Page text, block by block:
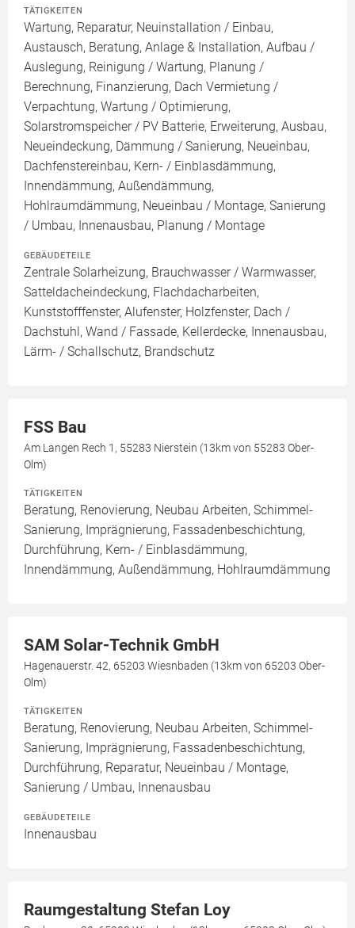
TÄTIGKEITEN
Wartung, Reparatur, Neuinstallation / Einbau,
Austausch, Beratung, Anlage & Installation, Aufbau /
Auslegung, Reinigung / Wartung, Planung /
Berechnung, Finanzierung, Dach Vermietung /
Verpachtung, Wartung / Optimierung,
Solarstromspeicher / PV Batterie, Erweiterung, Ausbau,
Neueindeckung, Dämmung / Sanierung, Neueinbau,
Dachfenstereinbau, Kern- / Einblasdämmung,
Innendämmung, Außendämmung,
Hohlraumdämmung, Neueinbau / Montage, Sanierung
/ Umbau, Innenausbau, Planung / Montage
GEBÄUDETEILE
Zentrale Solarheizung, Brauchwasser / Warmwasser,
Satteldacheindeckung, Flachdacharbeiten,
Kunststofffenster, Alufenster, Holzfenster, Dach /
Dachstuhl, Wand / Fassade, Kellerdecke, Innenausbau,
Lärm- / Schallschutz, Brandschutz
FSS Bau
Am Langen Rech 1, 55283 Nierstein (13km von 55283 Ober-
Olm)
TÄTIGKEITEN
Beratung, Renovierung, Neubau Arbeiten, Schimmel-
Sanierung, Imprägnierung, Fassadenbeschichtung,
Durchführung, Kern- / Einblasdämmung,
Innendämmung, Außendämmung, Hohlraumdämmung
SAM Solar-Technik GmbH
Hagenauerstr. 42, 65203 Wiesnbaden (13km von 65203 Ober-
Olm)
TÄTIGKEITEN
Beratung, Renovierung, Neubau Arbeiten, Schimmel-
Sanierung, Imprägnierung, Fassadenbeschichtung,
Durchführung, Reparatur, Neueinbau / Montage,
Sanierung / Umbau, Innenausbau
GEBÄUDETEILE
Innenausbau
Raumgestaltung Stefan Loy